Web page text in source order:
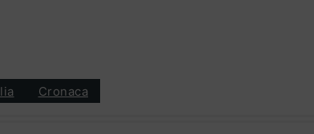
Cronaca